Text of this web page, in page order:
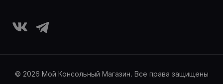
© 2026 Мой Консольный Магазин. Все права защищены